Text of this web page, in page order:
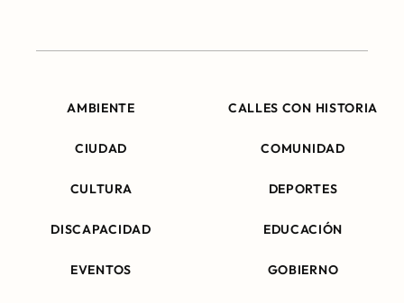
AMBIENTE CALLES CON HISTORIA
CIUDAD COMUNIDAD
CULTURA DEPORTES
DISCAPACIDAD EDUCACIÓN
EVENTOS GOBIERNO